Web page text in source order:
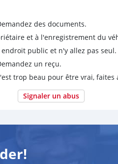
des documents.
et à l'enregistrement du
public et n'y allez pas seul.
un reçu.
trop beau pour être vrai, faites
Signaler un abus